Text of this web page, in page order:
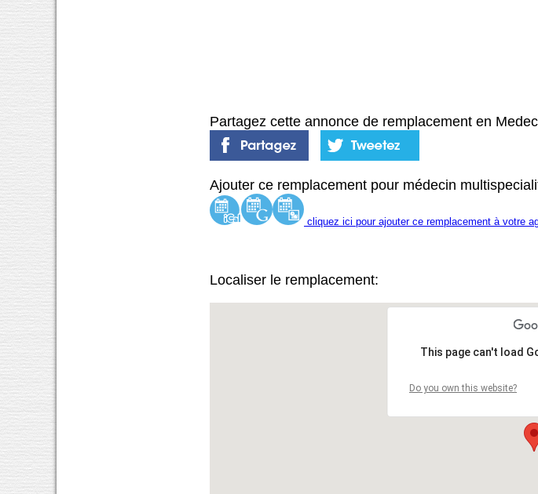
Partagez cette annonce de remplacement en
Ajouter ce remplacement pour médecin
cliquez ici pour ajouter ce remplacement à votre
Localiser le remplacement:
This page can't load
Do you own this website?